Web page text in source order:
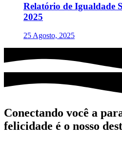
Relatório de Igualdade
2025
25 Agosto, 2025
Conectando você a
felicidade é o nosso